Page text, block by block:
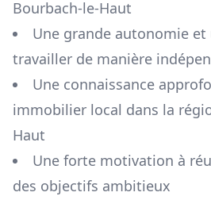
Bourbach-le-Haut
Une grande autonomie et
travailler de manière
Une connaissance
immobilier local dans la
Haut
Une forte motivation à
des objectifs ambitieux